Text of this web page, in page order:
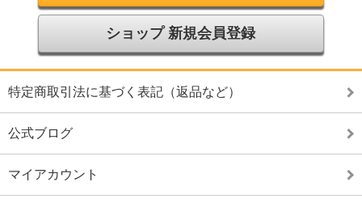
ショップ 新規会員登録
特定商取引法に基づく表記（返品など）
公式ブログ
マイアカウント